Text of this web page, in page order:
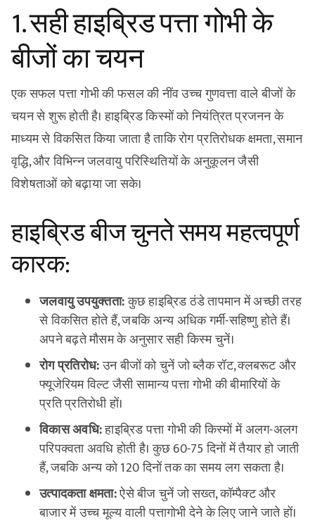
1. सही हाइब्रिड पत्ता गोभी के
बीजों का चयन
एक सफल पत्ता गोभी की फसल की नींव उच्च गुणवत्ता वाले बीजों के
चयन से शुरू होती है। हाइब्रिड किस्मों को नियंत्रित प्रजनन के
माध्यम से विकसित किया जाता है ताकि रोग प्रतिरोधक क्षमता, समान
वृद्धि, और विभिन्न जलवायु परिस्थितियों के अनुकूलन जैसी
विशेषताओं को बढ़ाया जा सके।
हाइब्रिड बीज चुनते समय महत्वपूर्ण
कारक:
जलवायु उपयुक्तता:कुछ हाइब्रिड ठंडे तापमान में अच्छी तरह
से विकसित होते हैं, जबकि अन्य अधिक गर्मी-सहिष्णु होते हैं।
अपने बढ़ते मौसम के अनुसार सही किस्म चुनें।
रोग प्रतिरोध:उन बीजों को चुनें जो ब्लैक रॉट, क्लबरूट और
फ्यूजेरियम विल्ट जैसी सामान्य पत्ता गोभी की बीमारियों के
प्रति प्रतिरोधी हों।
विकास अवधि:हाइब्रिड पत्ता गोभी की किस्मों में अलग-अलग
परिपक्वता अवधि होती है। कुछ 60-75 दिनों में तैयार हो जाती
हैं, जबकि अन्य को 120 दिनों तक का समय लग सकता है।
उत्पादकता क्षमता:ऐसे बीज चुनें जो सख्त, कॉम्पैक्ट और
बाजार में उच्च मूल्य वाली पत्तागोभी देने के लिए जाने जाते हों।